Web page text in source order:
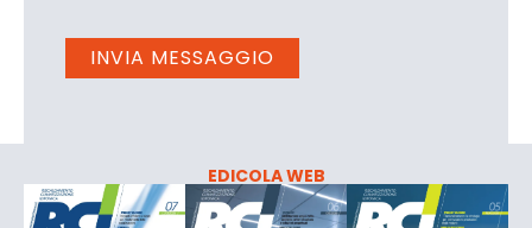
EDICOLA WEB